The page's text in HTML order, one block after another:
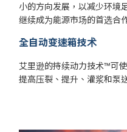
小的方向发展，以减少环境
继续成为能源市场的首选合
全自动变速箱技术
艾里逊的持续动力技术™可
提高压裂、提升、灌浆和泵